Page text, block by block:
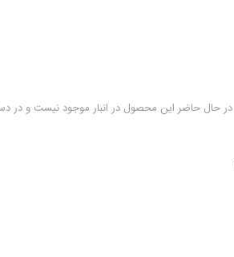
در حال حاضر این محصول در انبار موجود نیست و در